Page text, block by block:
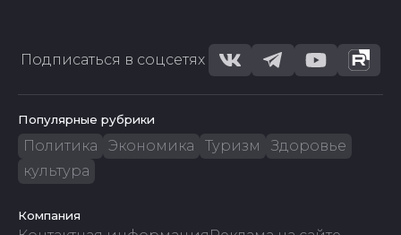
Подписаться в соцсетях
Популярные рубрики
Политика Экономика Туризм
Здоровье
культура
Компания